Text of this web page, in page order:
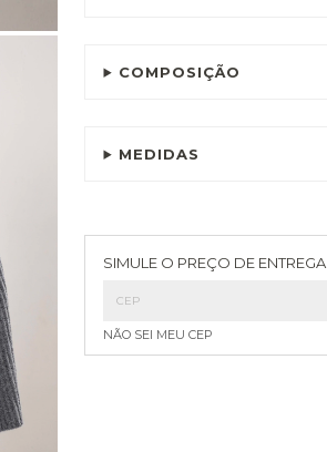
COMPOSIÇÃO
MEDIDAS
SIMULE O PREÇO DE ENTREGA
NÃO SEI MEU CEP